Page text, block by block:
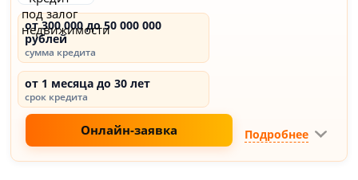
от 300 000 до 50 000 000
рублей
сумма кредита
от 1 месяца до 30 лет
срок кредита
Онлайн-заявка Подробнее